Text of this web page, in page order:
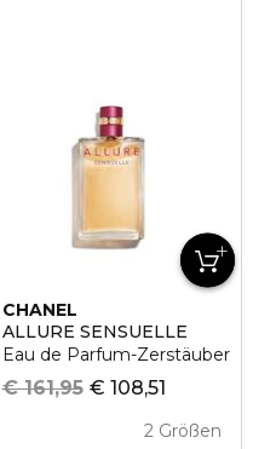
CHANEL
ALLURE SENSUELLE
Eau de Parfum-Zerstäuber
€ 108,51
€ 161,95
2 Größen